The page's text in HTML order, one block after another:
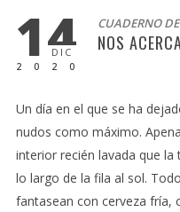
14
DIC
2020
CUADERNO
NOS
Un día en el que se ha
nudos como máximo.
interior recién lavada que
lo largo de la fila al sol.
fantasean con cerveza fría,